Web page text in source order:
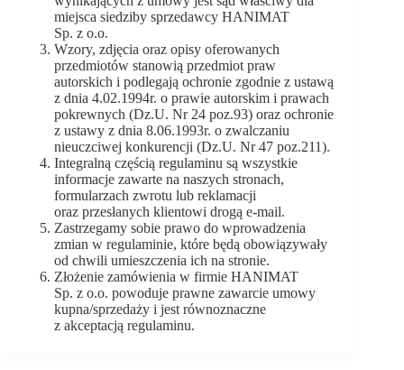
miejsca siedziby sprzedawcy HANIMAT
Sp. z o.o.
Wzory, zdjęcia oraz opisy oferowanych
przedmiotów stanowią przedmiot praw
autorskich i podlegają ochronie zgodnie z ustawą
z dnia 4.02.1994r. o prawie autorskim i prawach
pokrewnych (Dz.U. Nr 24 poz.93) oraz ochronie
z ustawy z dnia 8.06.1993r. o zwalczaniu
nieuczciwej konkurencji (Dz.U. Nr 47 poz.211).
Integralną częścią regulaminu są wszystkie
informacje zawarte na naszych stronach,
formularzach zwrotu lub reklamacji
oraz przesłanych klientowi drogą e-mail.
Zastrzegamy sobie prawo do wprowadzenia
zmian w regulaminie, które będą obowiązywały
od chwili umieszczenia ich na stronie.
Złożenie zamówienia w firmie HANIMAT
Sp. z o.o. powoduje prawne zawarcie umowy
kupna/sprzedaży i jest równoznaczne
z akceptacją regulaminu.